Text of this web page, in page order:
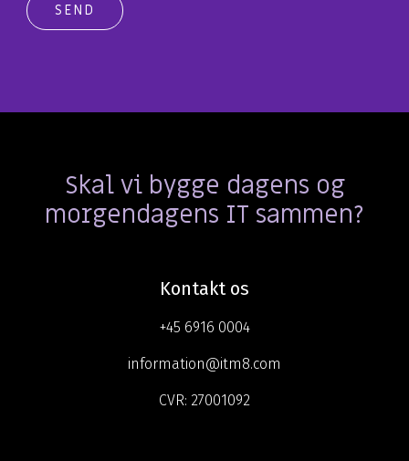
Skal vi bygge dagens og
morgendagens IT sammen?
Kontakt os
+45 6916 0004
information@itm8.com
CVR: 27001092